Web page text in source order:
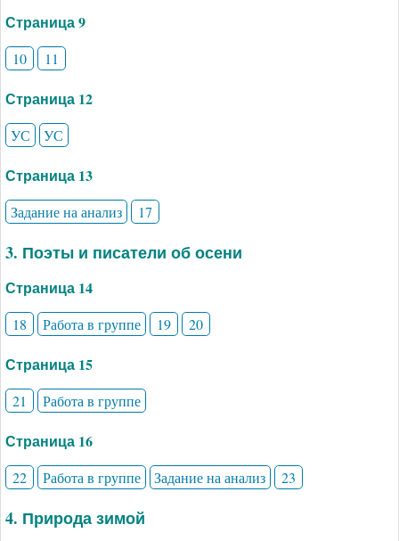
Страница 9
10 11
Страница 12
УС УС
Страница 13
Задание на анализ 17
3. Поэты и писатели об осени
Страница 14
18 Работа в группе 19 20
Страница 15
21 Работа в группе
Страница 16
22 Работа в группе Задание на анализ 23
4. Природа зимой